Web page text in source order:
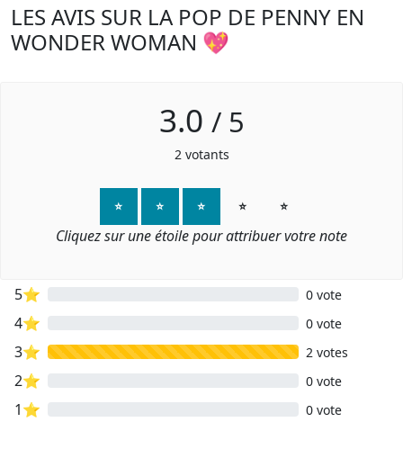
LES AVIS SUR LA POP DE PENNY EN
WONDER WOMAN 💖
3.0 / 5
2 votants
⭐ ⭐ ⭐ ⭐ ⭐
Cliquez sur une étoile pour attribuer votre note
5⭐ 0 vote
4⭐ 0 vote
3⭐ 2 votes
2⭐ 0 vote
1⭐ 0 vote